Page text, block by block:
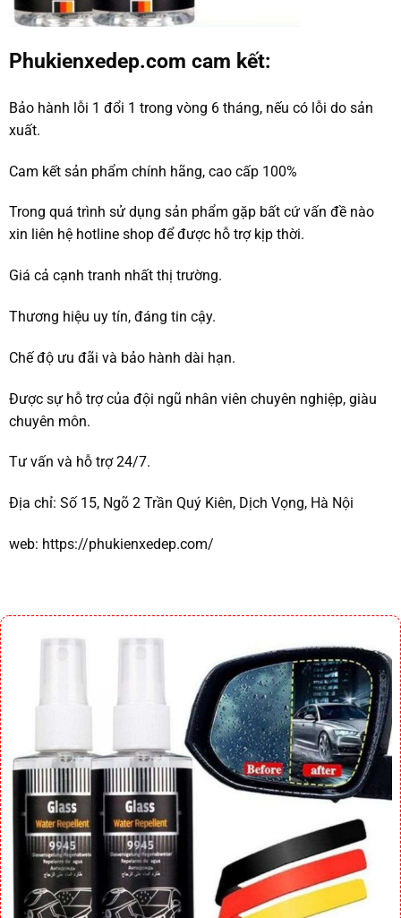
Phukienxedep.com cam kết:
Bảo hành lỗi 1 đổi 1 trong vòng 6 tháng, nếu có lỗi do sản
xuất.
Cam kết sản phẩm chính hãng, cao cấp 100%
Trong quá trình sử dụng sản phẩm gặp bất cứ vấn đề nào
xin liên hệ hotline shop để được hỗ trợ kịp thời.
Giá cả cạnh tranh nhất thị trường.
Thương hiệu uy tín, đáng tin cậy.
Chế độ ưu đãi và bảo hành dài hạn.
Được sự hỗ trợ của đội ngũ nhân viên chuyên nghiệp, giàu
chuyên môn.
Tư vấn và hỗ trợ 24/7.
Địa chỉ: Số 15, Ngõ 2 Trần Quý Kiên, Dịch Vọng, Hà Nội
web: https://phukienxedep.com/